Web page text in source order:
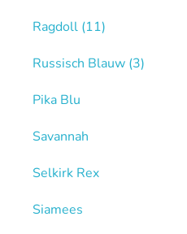
Ragdoll (11)
Russisch Blauw (3)
Pika Blu
Savannah
Selkirk Rex
Siamees